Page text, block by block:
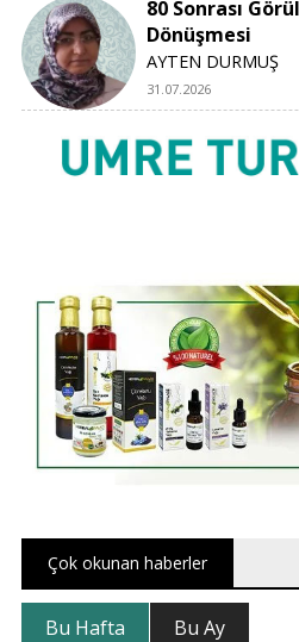
80 Sonrası
Dönüşmesi
AYTEN DURMUŞ
31.07.2026
Çok okunan haberler
Bu Hafta Bu Ay